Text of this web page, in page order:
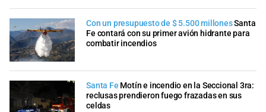
Con un presupuesto de $ 5.500 millonesSanta
Fe contará con su primer avión hidrante para
combatir incendios
Santa Fe Motín e incendio en la Seccional 3ra:
reclusas prendieron fuego frazadas en sus
celdas